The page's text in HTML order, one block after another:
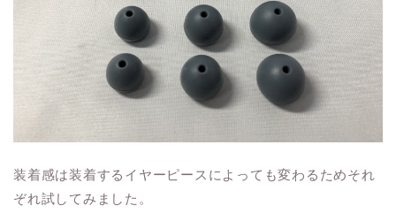
装着感は装着するイヤーピースによっても変わるためそれ
ぞれ試してみました。